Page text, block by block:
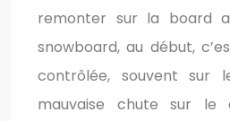
remonter sur la board
snowboard, au début,
contrôlée, souvent sur
mauvaise chute sur le